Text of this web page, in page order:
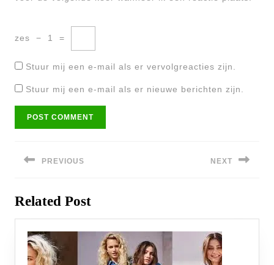
zes − 1 =
Stuur mij een e-mail als er vervolgreacties zijn.
Stuur mij een e-mail als er nieuwe berichten zijn.
navigatie
PREVIOUS
post:
NEXT
Related Post